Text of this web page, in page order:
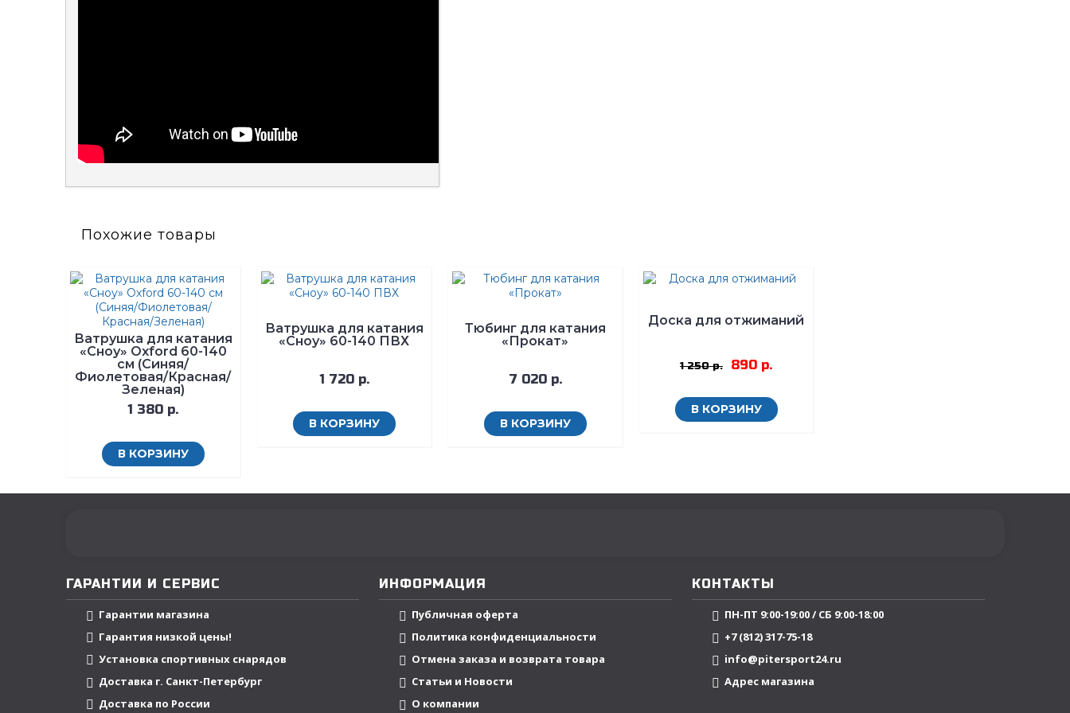
Похожие товары
Ватрушка для катания
«Сноу» Oxford 60-140
см (Синяя/
Фиолетовая/Красная/
Зеленая)
1 380 р.
В КОРЗИНУ
Ватрушка для катания
«Сноу» 60-140 ПВХ
1 720 р.
В КОРЗИНУ
Тюбинг для катания
«Прокат»
7 020 р.
В КОРЗИНУ
Доска для отжиманий
1 250 р. 890 р.
В КОРЗИНУ
ГАРАНТИИ И СЕРВИС
Гарантии магазина
Гарантия низкой цены!
Установка спортивных снарядов
Доставка г. Санкт-Петербург
Доставка по России
ИНФОРМАЦИЯ
Публичная оферта
Политика конфиденциальности
Отмена заказа и возврата товара
Статьи и Новости
О компании
КОНТАКТЫ
ПН-ПТ 9:00-19:00 / СБ 9:00-18:00
+7 (812) 317-75-18
info@pitersport24.ru
Адрес магазина